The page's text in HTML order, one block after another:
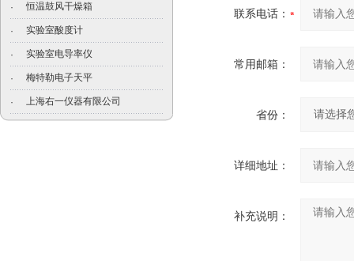
· 恒温鼓风干燥箱
· 实验室酸度计
· 实验室电导率仪
· 梅特勒电子天平
· 上海右一仪器有限公司
联系电话：
常用邮箱：
省份：
详细地址：
补充说明：